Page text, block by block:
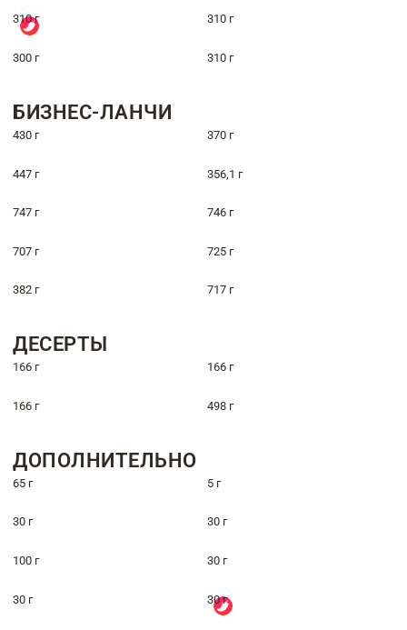
310 г 310 г
300 г 310 г
БИЗНЕС-ЛАНЧИ
430 г 370 г
447 г 356,1 г
747 г 746 г
707 г 725 г
382 г 717 г
ДЕСЕРТЫ
166 г 166 г
166 г 498 г
ДОПОЛНИТЕЛЬНО
65 г 5 г
30 г 30 г
100 г 30 г
30 г 30 г